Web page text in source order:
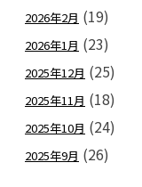
2021年 4月26日
2021年 4月19日
2021年 4月19日
2021年 4月19日
2021年 4月19日
2026年2月 (19)
2026年1月 (23)
2025年12月 (25)
2025年11月 (18)
2025年10月 (24)
2025年9月 (26)